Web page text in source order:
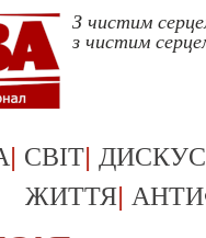
З чистим
з чистим
| СВІТ|
ЖИТТЯ|